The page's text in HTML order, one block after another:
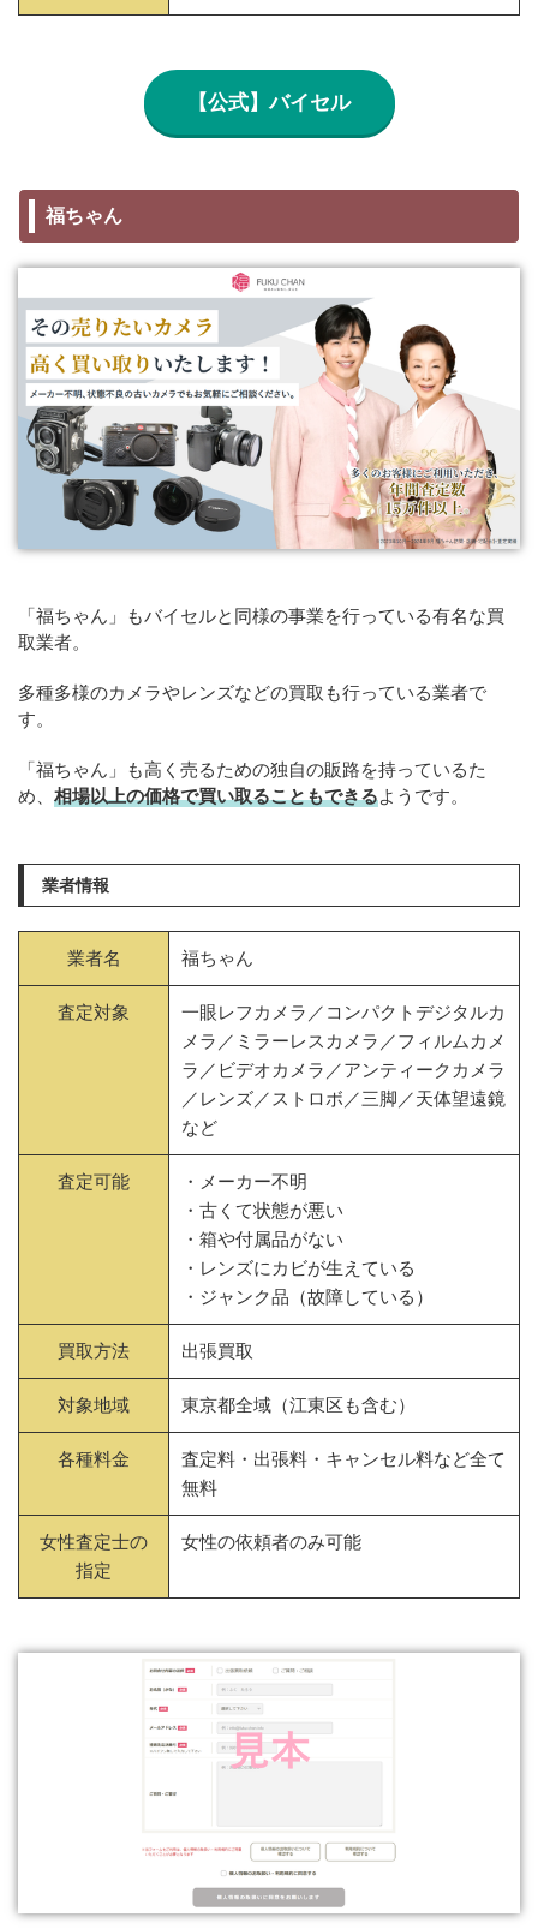
【公式】バイセル
福ちゃん
「福ちゃん」もバイセルと同様の事業を行っている有名な買
取業者。
多種多様のカメラやレンズなどの買取も行っている業者で
す。
「福ちゃん」も高く売るための独自の販路を持っているた
め、 相場以上の価格で買い取ることもできるようです。
業者情報
業者名 福ちゃん
査定対象
一眼レフカメラ／コンパクトデジタルカ
メラ／ミラーレスカメラ／フィルムカメ
ラ／ビデオカメラ／アンティークカメラ
／レンズ／ストロボ／三脚／天体望遠鏡
など
査定可能
・メーカー不明
・古くて状態が悪い
・箱や付属品がない
・レンズにカビが生えている
・ジャンク品（故障している）
買取方法 出張買取
対象地域 東京都全域（江東区も含む）
各種料金
査定料・出張料・キャンセル料など全て
無料
女性査定士の
指定
女性の依頼者のみ可能